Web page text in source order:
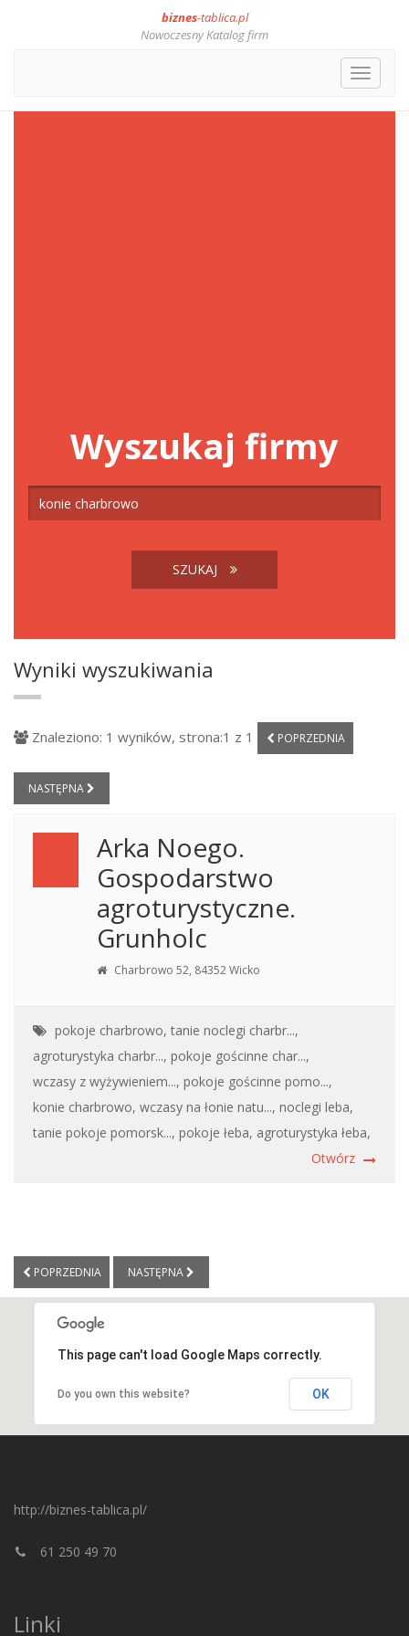
biznes-tablica.pl
Nowoczesny Katalog firm
Toggle
Wyszukaj firmy
SZUKAJ
Wyniki wyszukiwania
Znaleziono: 1 wyników, strona:1 z 1 POPRZEDNIA
NASTĘPNA
Arka Noego.
Gospodarstwo
agroturystyczne.
Grunholc
Charbrowo 52, 84352 Wicko
pokoje charbrowo, tanie noclegi charbr...,
agroturystyka charbr..., pokoje gościnne char...,
wczasy z wyżywieniem..., pokoje gościnne pomo...,
konie charbrowo, wczasy na łonie natu..., noclegi leba,
tanie pokoje pomorsk..., pokoje łeba, agroturystyka łeba,
Otwórz
POPRZEDNIA NASTĘPNA
This page can't load Google Maps correctly.
Do you own this website? OK
http://biznes-tablica.pl/
61 250 49 70
Linki